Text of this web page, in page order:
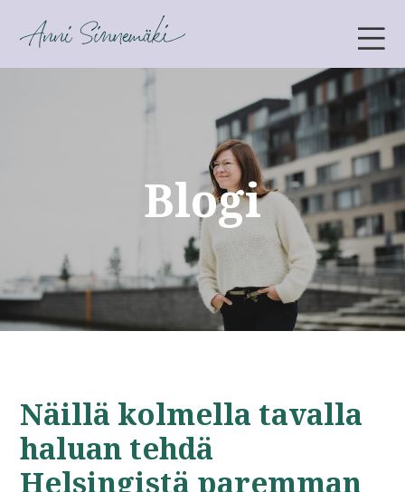
ANNI SINNEMÄKI
Blogi
Näillä kolmella tavalla
haluan tehdä
Helsingistä paremman